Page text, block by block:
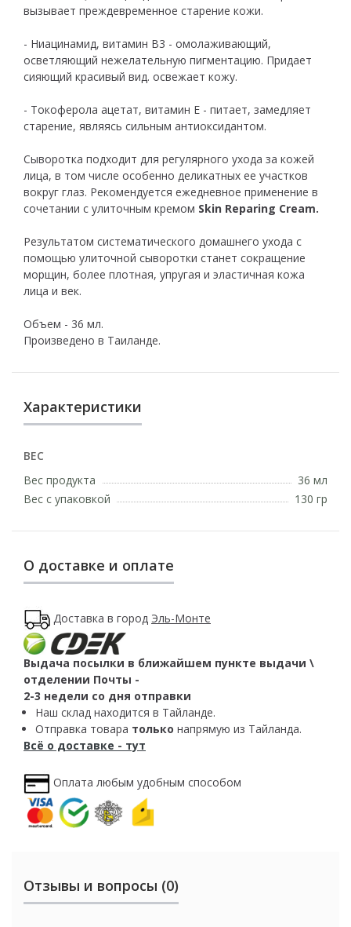
вызывает преждевременное старение кожи.
- Ниацинамид, витамин В3 - омолаживающий,
осветляющий нежелательную пигментацию. Придает
сияющий красивый вид. освежает кожу.
- Токоферола ацетат, витамин Е - питает, замедляет
старение, являясь сильным антиоксидантом.
Сыворотка подходит для регулярного ухода за кожей
лица, в том числе особенно деликатных ее участков
вокруг глаз. Рекомендуется ежедневное применение в
сочетании с улиточным кремом Skin Reparing Cream.
Результатом систематического домашнего ухода с
помощью улиточной сыворотки станет сокращение
морщин, более плотная, упругая и эластичная кожа
лица и век.
Объем - 36 мл.
Произведено в Таиланде.
Характеристики
ВЕС
Вес продукта
36 мл
Вес с упаковкой
130 гр
О доставке и оплате
Доставка в город Эль-Монте
Выдача посылки в ближайшем пункте выдачи \
отделении Почты -
2-3 недели со дня отправки
Наш склад находится в Тайланде.
Отправка товара только напрямую из Тайланда.
Всё о доставке - тут
Оплата любым удобным способом
Отзывы и вопросы (0)